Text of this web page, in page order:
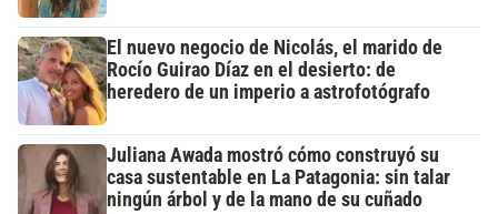
El nuevo negocio de Nicolás, el marido de
Rocío Guirao Díaz en el desierto: de
heredero de un imperio a astrofotógrafo
Juliana Awada mostró cómo construyó su
casa sustentable en La Patagonia: sin talar
ningún árbol y de la mano de su cuñado